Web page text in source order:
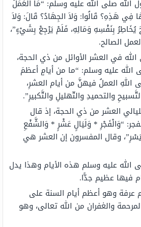
الله صلى الله عليه وسلم: “مَا العَمَلُ
فِي هَذِهِ؟ قَالُوا: وَلاَ الجِهَادُ؟ قَالَ: وَلاَ
يُخَاطِرُ بِنَفْسِهِ وَمَالِهِ، فَلَمْ يَرْجِعْ بِشَيْءٍ”،
الصالح.
الله في العشر الأوائل من ذي الحجة،
الله عليه وسلم: “ما من أيامٍ أعظمَ
اللهِ العملُ فيهنَّ من أيام العشرِ،
والتحميدِ والتّهليلِ والتَّكبيرِ”.
العشر من ذي الحجة، إذ قال
“وَالْفَجْرِ * وَلَيَالٍ عَشْرٍ * وَالشَّفْعِ
يَسْرِ”، وقال المفسرون إن العشر هي
الله عليه وسلم هذه الأيام وهذا يدل
فيها عظيم جدًّا.
عرفة وهو أعظم أيام السنة على
والغفران من الله تعالى، وهو